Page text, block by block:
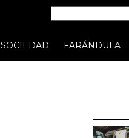
SOCIEDAD FARÁNDULA